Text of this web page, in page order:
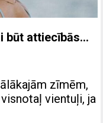
būt attiecībās…
zīmēm,
vientuļi, ja